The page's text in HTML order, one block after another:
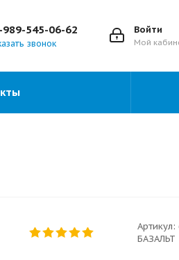
Войти
Мой
989-545-06-62
звонок
Артикул:
БАЗАЛЬТ